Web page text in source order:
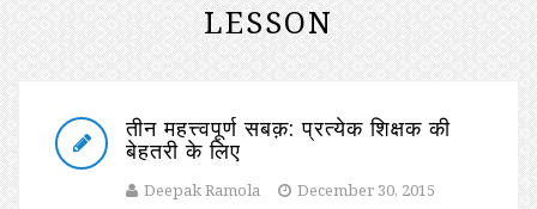
LESSON
तीन महत्त्वपूर्ण सबक़: प्रत्येक शिक्षक की
बेहतरी के लिए
Deepak Ramola
December 30, 2015